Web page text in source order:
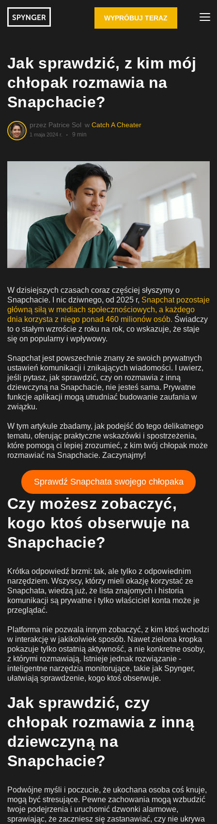
WYPRÓBUJ TERAZ
Jak sprawdzić, z kim mój
chłopak rozmawia na
Snapchacie?
przez Patrice Sol w Catch A Cheater
1 maja 2024 r. 9 min
W dzisiejszych czasach coraz częściej słyszymy o
Snapchacie. I nic dziwnego, od 2025 r, Snapchat pozostaje
główną siłą w mediach społecznościowych, a każdego
dnia korzysta z niego ponad 460 milionów osób. Świadczy
to o stałym wzroście z roku na rok, co wskazuje, że staje
się on popularny i wpływowy.
Snapchat jest powszechnie znany ze swoich prywatnych
ustawień komunikacji i znikających wiadomości. I uwierz,
jeśli pytasz, jak sprawdzić, czy on rozmawia z inną
dziewczyną na Snapchacie, nie jesteś sama. Prywatne
funkcje aplikacji mogą utrudniać budowanie zaufania w
związku.
W tym artykule zbadamy, jak podejść do tego delikatnego
tematu, oferując praktyczne wskazówki i spostrzeżenia,
które pomogą ci lepiej zrozumieć, z kim twój chłopak może
rozmawiać na Snapchacie. Zaczynajmy!
Sprawdź Snapchata swojego chłopaka
Czy możesz zobaczyć,
kogo ktoś obserwuje na
Snapchacie?
Krótka odpowiedź brzmi: tak, ale tylko z odpowiednim
narzędziem. Wszyscy, którzy mieli okazję korzystać ze
Snapchata, wiedzą już, że lista znajomych i historia
komunikacji są prywatne i tylko właściciel konta może je
przeglądać.
Platforma nie pozwala innym zobaczyć, z kim ktoś wchodzi
w interakcję w jakikolwiek sposób. Nawet zielona kropka
pokazuje tylko ostatnią aktywność, a nie konkretne osoby,
z którymi rozmawiają. Istnieje jednak rozwiązanie -
inteligentne narzędzia monitorujące, takie jak Spynger,
ułatwiają sprawdzenie, kogo ktoś obserwuje.
Jak sprawdzić, czy
chłopak rozmawia z inną
dziewczyną na
Snapchacie?
Podwójne myśli i poczucie, że ukochana osoba coś knuje,
mogą być stresujące. Pewne zachowania mogą wzbudzić
twoje podejrzenia i uruchomić dzwonki alarmowe,
sprawiając, że zaczniesz się zastanawiać, czy nie ukrywa